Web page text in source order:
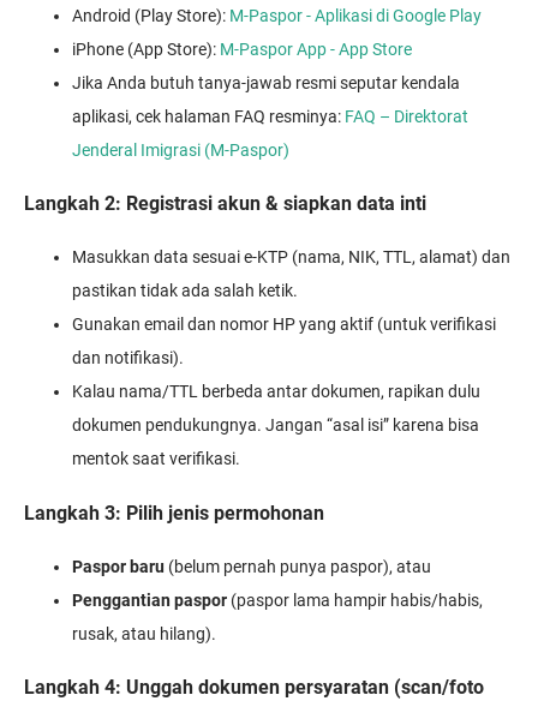
Android (Play Store): M-Paspor - Aplikasi di Google Play
iPhone (App Store): M-Paspor App - App Store
Jika Anda butuh tanya-jawab resmi seputar kendala
aplikasi, cek halaman FAQ resminya: FAQ – Direktorat
Jenderal Imigrasi (M-Paspor)
Langkah 2: Registrasi akun & siapkan data inti
Masukkan data sesuai e-KTP (nama, NIK, TTL, alamat) dan
pastikan tidak ada salah ketik.
Gunakan email dan nomor HP yang aktif (untuk verifikasi
dan notifikasi).
Kalau nama/TTL berbeda antar dokumen, rapikan dulu
dokumen pendukungnya. Jangan “asal isi” karena bisa
mentok saat verifikasi.
Langkah 3: Pilih jenis permohonan
Paspor baru (belum pernah punya paspor), atau
Penggantian paspor (paspor lama hampir habis/habis,
rusak, atau hilang).
Langkah 4: Unggah dokumen persyaratan (scan/foto